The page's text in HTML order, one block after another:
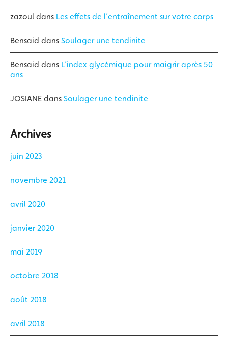
zazoul dans Les effets de l’entraînement sur votre corps
Bensaid dans Soulager une tendinite
Bensaid dans L’index glycémique pour maigrir après 50
ans
JOSIANE dans Soulager une tendinite
Archives
juin 2023
novembre 2021
avril 2020
janvier 2020
mai 2019
octobre 2018
août 2018
avril 2018